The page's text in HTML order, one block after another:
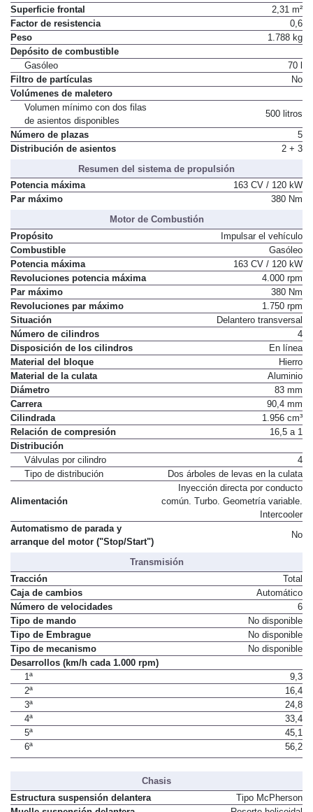
Coeficiente Cx
0,26
Superficie frontal
2,31 m²
Factor de resistencia
0,6
Peso
Depósito de combustible
Gasóleo
70 l
Filtro de partículas
Volúmenes de maletero
Volumen mínimo con dos filas
de asientos disponibles
Número de plazas
5
Resumen del sistema de propulsión
Potencia máxima
163 CV / 120 kW
Motor de Combustión
Propósito
Impulsar el vehículo
Combustible
Gasóleo
Potencia máxima
163 CV / 120 kW
Revoluciones potencia máxima
4.000 rpm
Par máximo
380 Nm
Revoluciones par máximo
1.750 rpm
Situación
Delantero transversal
Número de cilindros
4
Disposición de los cilindros
En línea
Material del bloque
Hierro
Material de la culata
Aluminio
Diámetro
83 mm
Carrera
90,4 mm
Cilindrada
1.956 cm³
Relación de compresión
Distribución
Válvulas por cilindro
4
Dos árboles de levas en la culata
Inyección directa por conducto
común. Turbo. Geometría variable.
Automatismo de parada y
Transmisión
Tracción
Total
Caja de cambios
Automático
Número de velocidades
6
Tipo de mando
No disponible
Tipo de Embrague
No disponible
Tipo de mecanismo
Desarrollos (km/h cada 1.000 rpm)
1ª
9,3
2ª
16,4
3ª
24,8
4ª
33,4
5ª
45,1
6ª
56,2
Chasis
Estructura suspensión delantera
Tipo McPherson